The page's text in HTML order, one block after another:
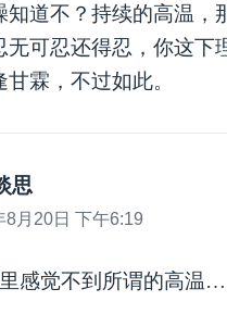
知道不？持续的高温，
无可忍还得忍，你这
霖，不过如此。
思
道：
8月20日 下午6:19
感觉不到所谓的高温